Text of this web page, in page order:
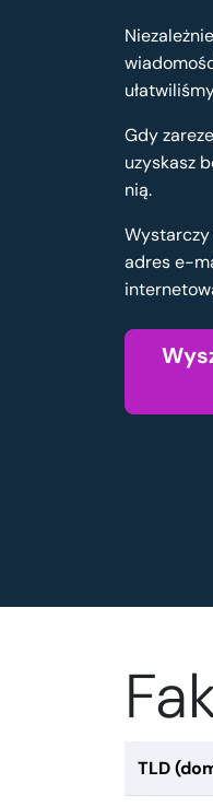
Gdy
uzyskasz
nią.
Wystarczy
adres e-
TLD